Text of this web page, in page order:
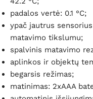
padalos vertė: 0.1 °C;
ypač jautrus
matavimo tikslumu;
spalvinis matavimo
aplinkos ir objektų
begarsis režimas;
matinimas: 2xAAA